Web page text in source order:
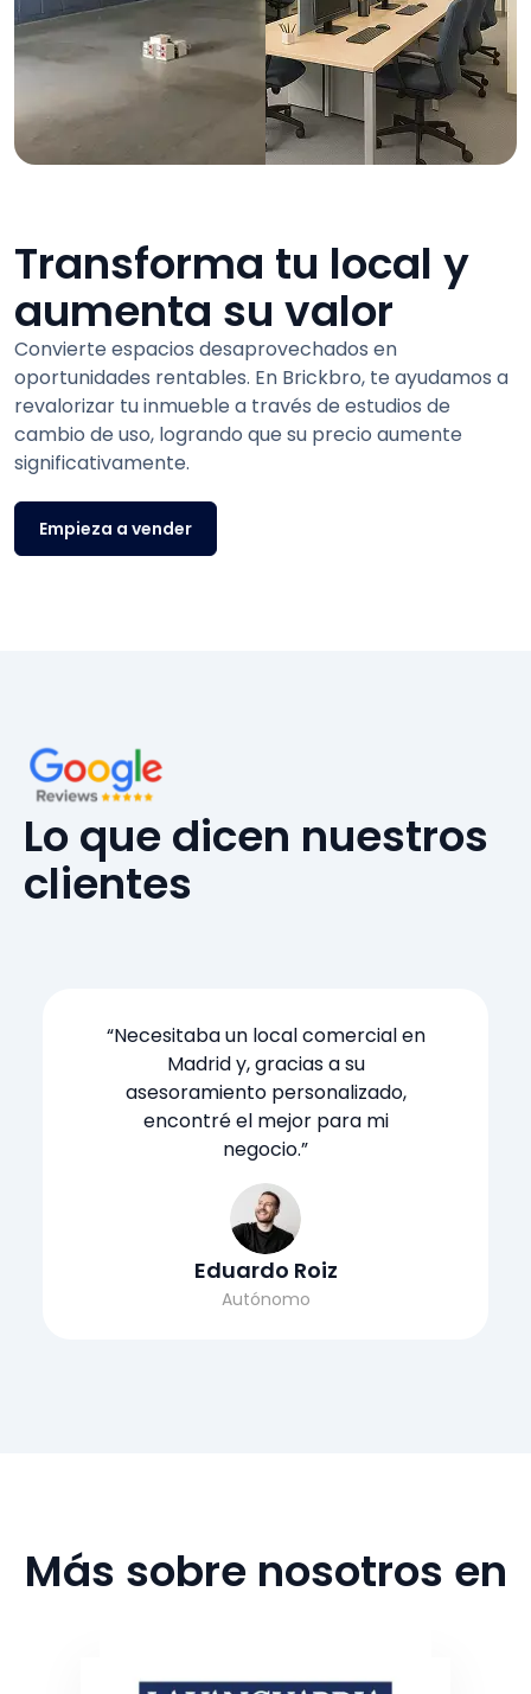
Transforma tu local y
aumenta su valor
Convierte espacios desaprovechados en
oportunidades rentables. En Brickbro, te ayudamos a
revalorizar tu inmueble a través de estudios de
cambio de uso, logrando que su precio aumente
significativamente.
Empieza a vender
Lo que dicen nuestros
clientes
“Necesitaba un local comercial en
Madrid y, gracias a su
asesoramiento personalizado,
encontré el mejor para mi
negocio.”
Eduardo Roiz
Autónomo
Más sobre nosotros en